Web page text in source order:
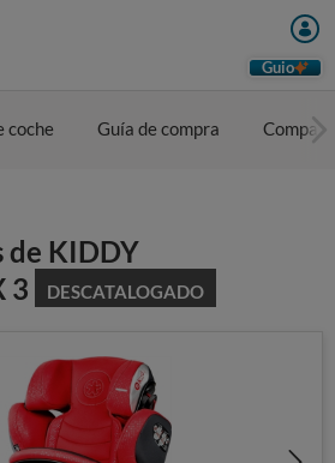
Guio
coche Guía de compra
de KIDDY
3
DESCATALOGADO